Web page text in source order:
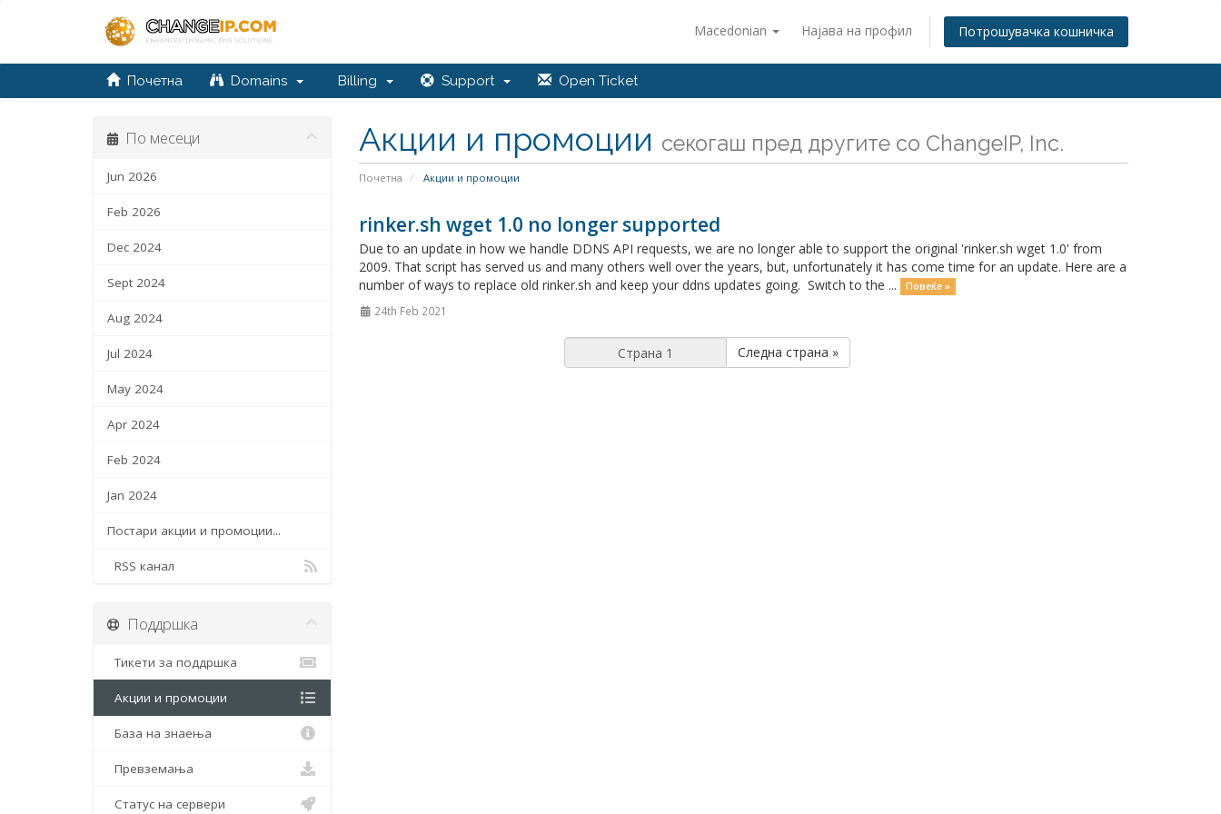
Macedonian Најава на профил Потрошувачка кошничка
Почетна Domains Billing Support Open Ticket
Акции и промоции секогаш пред другите со ChangeIP, Inc.
Почетна Акции и промоции
По месеци
Jun 2026
Feb 2026
Dec 2024
Sept 2024
Aug 2024
Jul 2024
May 2024
Apr 2024
Feb 2024
Jan 2024
Постари акции и промоции...
RSS канал
rinker.sh wget 1.0 no longer supported
Due to an update in how we handle DDNS API requests, we are no longer able to support the original 'rinker.sh wget 1.0' from
2009. That script has served us and many others well over the years, but, unfortunately it has come time for an update. Here are a
number of ways to replace old rinker.sh and keep your ddns updates going. Switch to the ...
Повеќе »
24th Feb 2021
Следна страна »
Поддршка
Тикети за поддршка
Акции и промоции
База на знаења
Превземања
Статус на сервери